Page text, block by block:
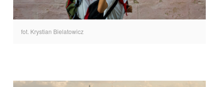
fot. Krystian Bielatowicz